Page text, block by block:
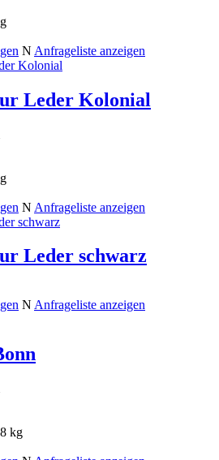
N Anfrageliste anzeigen
Leder Kolonial
N Anfrageliste anzeigen
Leder schwarz
N Anfrageliste anzeigen
kg